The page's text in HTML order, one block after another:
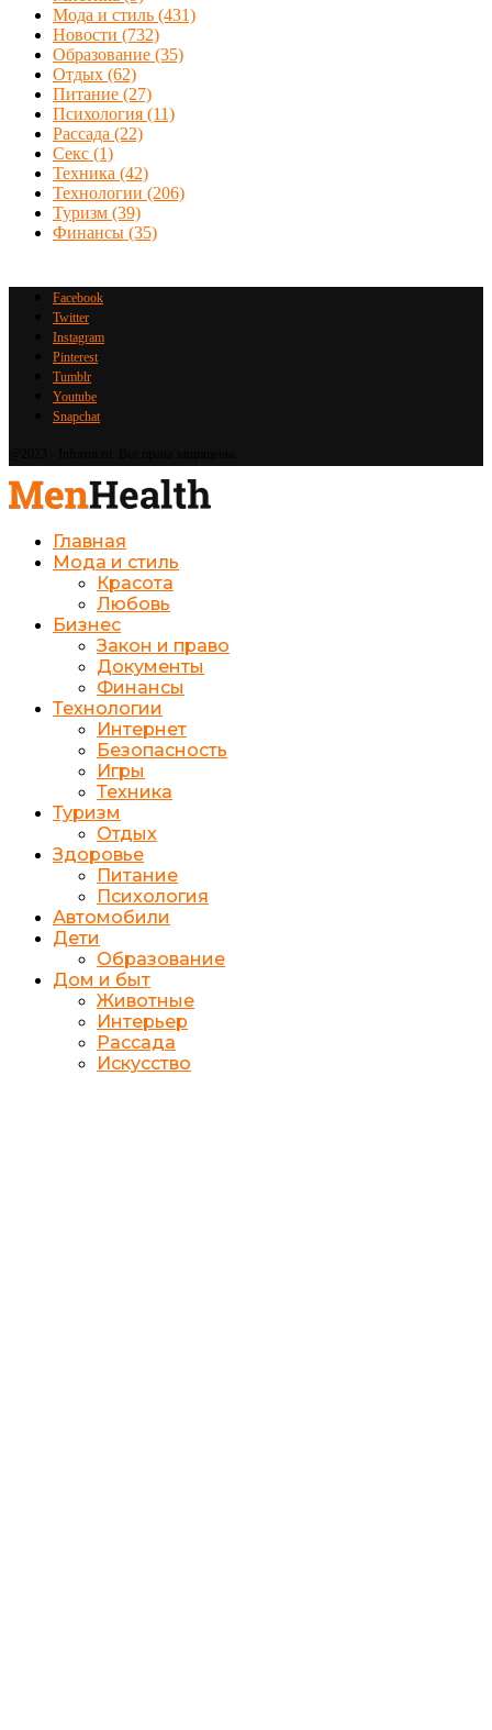
Мода и стиль (431)
Новости (732)
Образование (35)
Отдых (62)
Питание (27)
Психология (11)
Рассада (22)
Секс (1)
Техника (42)
Технологии (206)
Туризм (39)
Финансы (35)
Facebook
Twitter
Instagram
Pinterest
Tumblr
Youtube
Snapchat
Главная
Мода и стиль
Красота
Любовь
Бизнес
Закон и право
Документы
Финансы
Технологии
Интернет
Безопасность
Игры
Техника
Туризм
Отдых
Здоровье
Питание
Психология
Автомобили
Дети
Образование
Дом и быт
Животные
Интерьер
Рассада
Искусство